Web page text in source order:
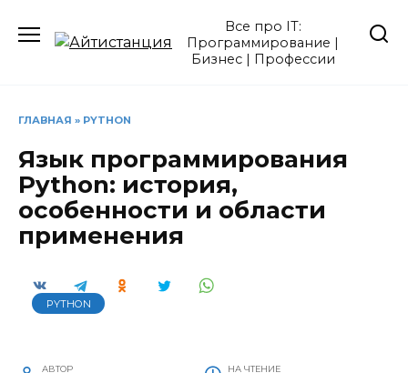
содержанию
Все про IT:
Программирование |
Бизнес | Профессии
ГЛАВНАЯ » PYTHON
Язык программирования
Python: история,
особенности и области
применения
PYTHON
АВТОР НА ЧТЕНИЕ